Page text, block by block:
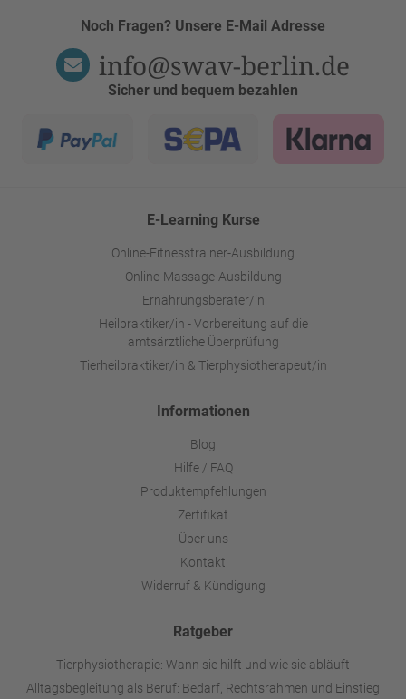
Sicher und bequem bezahlen
Noch Fragen? Unsere E-Mail Adresse
info@swav-berlin.de
E-Learning Kurse
Online-Fitnesstrainer-Ausbildung
Online-Massage-Ausbildung
Ernährungsberater/in
Heilpraktiker/in - Vorbereitung auf die
amtsärztliche Überprüfung
Tierheilpraktiker/in & Tierphysiotherapeut/in
Informationen
Blog
Hilfe / FAQ
Produktempfehlungen
Zertifikat
Über uns
Kontakt
Widerruf & Kündigung
Ratgeber
Tierphysiotherapie: Wann sie hilft und wie sie abläuft
Alltagsbegleitung als Beruf: Bedarf, Rechtsrahmen und Einstieg